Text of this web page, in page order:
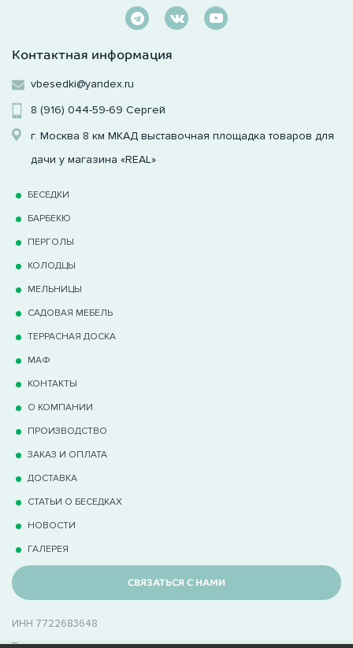
Контактная информация
vbesedki@yandex.ru
8 (916) 044-59-69 Сергей
г. Москва 8 км МКАД выставочная площадка товаров для
дачи у магазина «REAL»
БЕСЕДКИ
БАРБЕКЮ
ПЕРГОЛЫ
КОЛОДЦЫ
МЕЛЬНИЦЫ
САДОВАЯ МЕБЕЛЬ
ТЕРРАCНАЯ ДОСКА
МАФ
КОНТАКТЫ
О КОМПАНИИ
ПРОИЗВОДСТВО
ЗАКАЗ И ОПЛАТА
ДОСТАВКА
СТАТЬИ О БЕСЕДКАХ
НОВОСТИ
ГАЛЕРЕЯ
СВЯЗАТЬСЯ С НАМИ
ИНН 7722683648